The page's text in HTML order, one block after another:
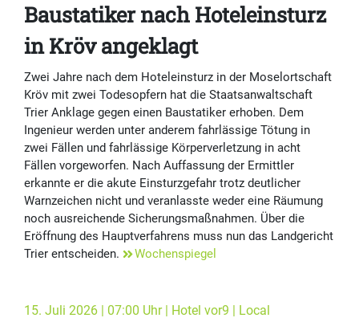
Baustatiker nach Hoteleinsturz
in Kröv angeklagt
Zwei Jahre nach dem Hoteleinsturz in der Moselortschaft
Kröv mit zwei Todesopfern hat die Staatsanwaltschaft
Trier Anklage gegen einen Baustatiker erhoben. Dem
Ingenieur werden unter anderem fahrlässige Tötung in
zwei Fällen und fahrlässige Körperverletzung in acht
Fällen vorgeworfen. Nach Auffassung der Ermittler
erkannte er die akute Einsturzgefahr trotz deutlicher
Warnzeichen nicht und veranlasste weder eine Räumung
noch ausreichende Sicherungsmaßnahmen. Über die
Eröffnung des Hauptverfahrens muss nun das Landgericht
Trier entscheiden.
Wochenspiegel
15. Juli 2026 | 07:00 Uhr | Hotel vor9 | Local